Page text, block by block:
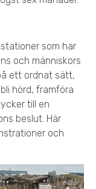
som har
och människors
ett ordnat sätt,
hörd, framföra
till en
beslut. Här
och